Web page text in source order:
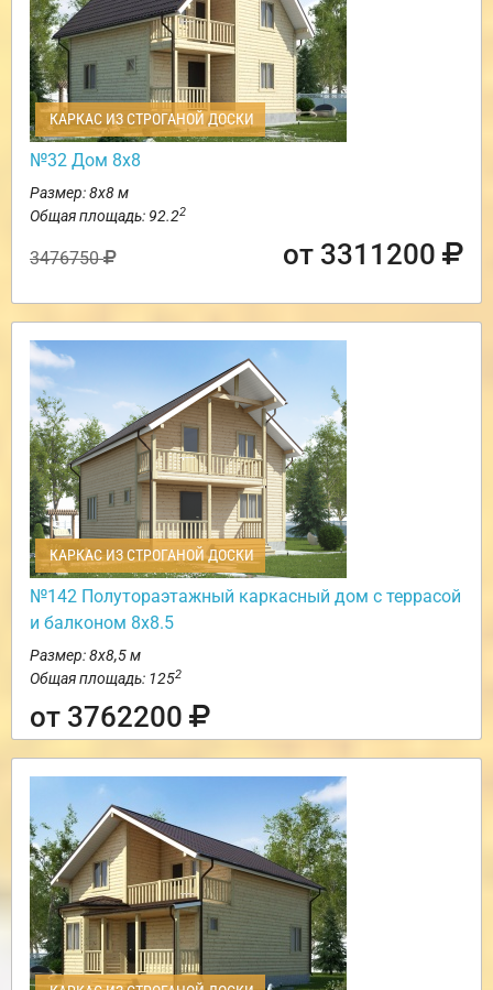
КАРКАС ИЗ СТРОГАНОЙ ДОСКИ
№32 Дом 8х8
Размер: 8х8 м
Общая площадь: 92.22
3476750 от 3311200
КАРКАС ИЗ СТРОГАНОЙ ДОСКИ
№142 Полутораэтажный каркасный дом с террасой
и балконом 8х8.5
Размер: 8х8,5 м
Общая площадь: 1252
от 3762200